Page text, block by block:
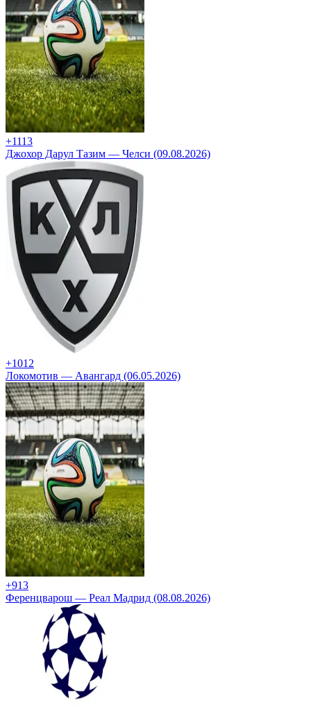
+1113
Джохор Дарул Тазим — Челси (09.08.2026)
+1012
Локомотив — Авангард (06.05.2026)
+913
Ференцварош — Реал Мадрид (08.08.2026)